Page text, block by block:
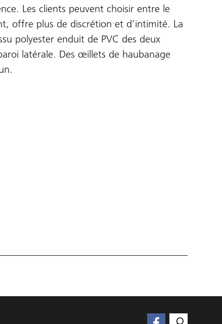
Les clients peuvent choisir entre le
offre plus de discrétion et d’intimité. La
polyester enduit de PVC des deux
latérale. Des œillets de haubanage